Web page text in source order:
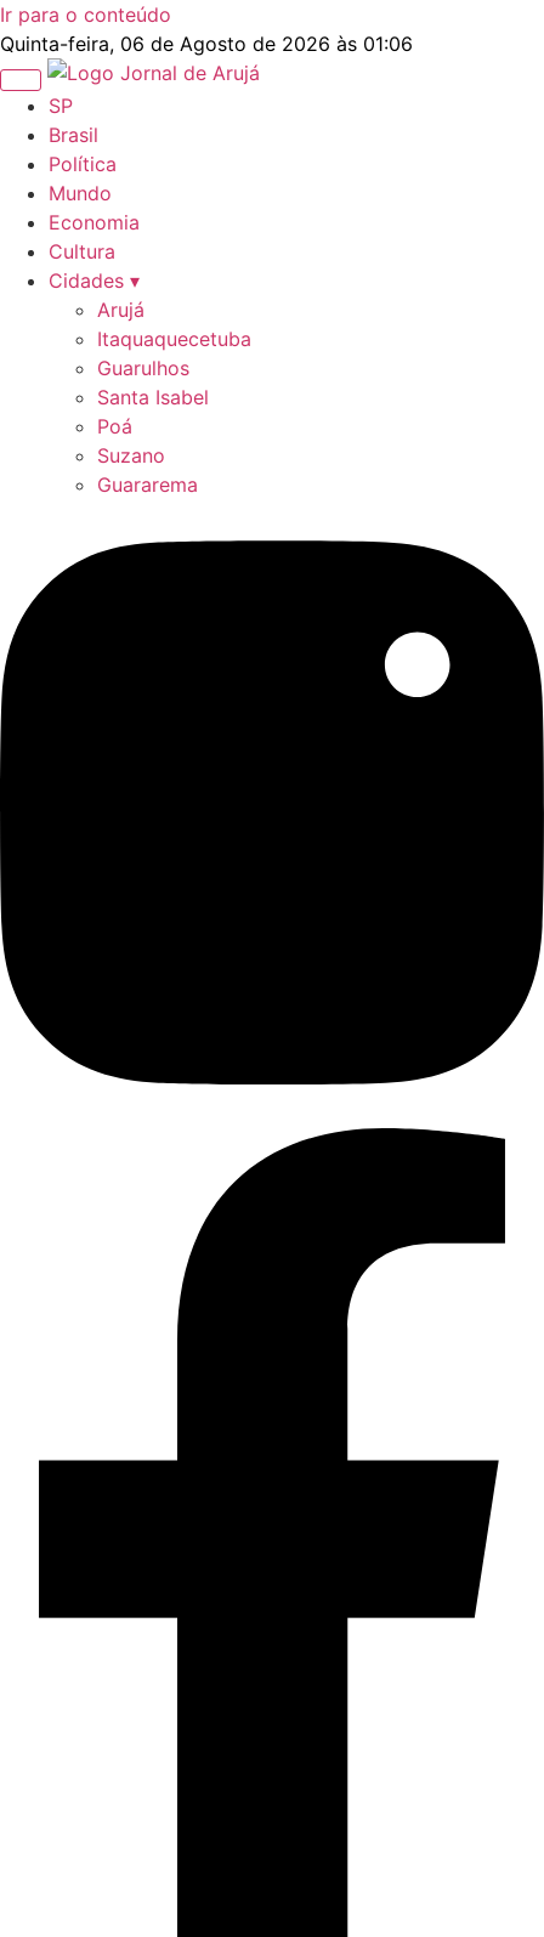
Ir para o conteúdo
Quinta-feira, 06 de Agosto de 2026 às 01:06
SP
Brasil
Política
Mundo
Economia
Cultura
Cidades ▾
Arujá
Itaquaquecetuba
Guarulhos
Santa Isabel
Poá
Suzano
Guararema